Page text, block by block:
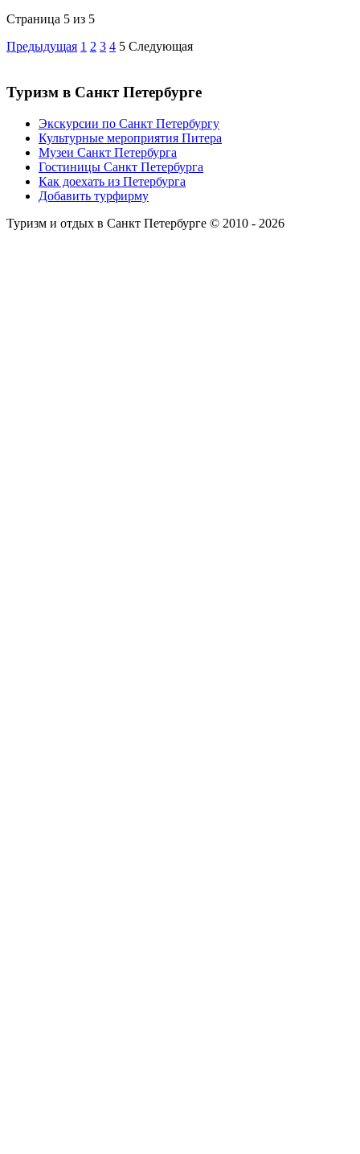
Страница 5 из 5
Предыдущая 1 2 3 4 5 Следующая
Туризм в Санкт Петербурге
Экскурсии по Санкт Петербургу
Культурные мероприятия Питера
Музеи Санкт Петербурга
Гостиницы Санкт Петербурга
Как доехать из Петербурга
Добавить турфирму
Туризм и отдых в Санкт Петербурге © 2010 - 2026